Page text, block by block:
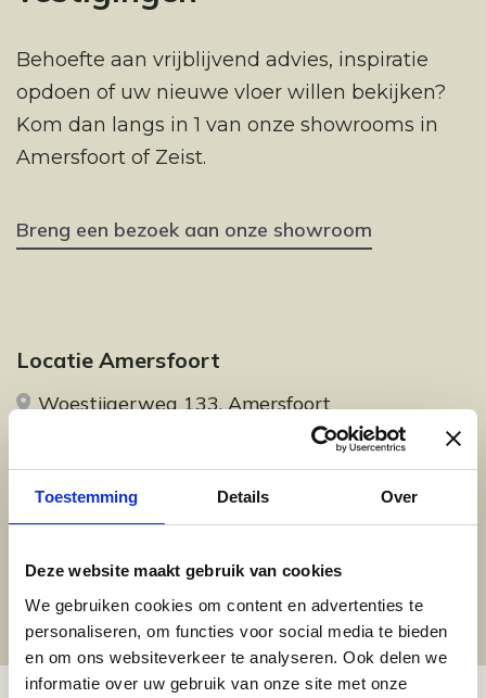
Toestemming Details Over
Deze website maakt gebruik van cookies
We gebruiken cookies om content en advertenties te
personaliseren, om functies voor social media te bieden
en om ons websiteverkeer te analyseren. Ook delen we
informatie over uw gebruik van onze site met onze
Behoefte aan vrijblijvend advies, inspiratie
opdoen of uw nieuwe vloer willen bekijken?
Kom dan langs in 1 van onze showrooms in
Amersfoort of Zeist.
Breng een bezoek aan onze showroom
Locatie Amersfoort
Woestijgerweg 133, Amersfoort
Locatie Zeist